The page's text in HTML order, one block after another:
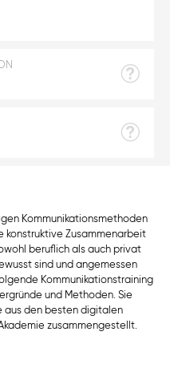
Kommunikationsmethoden
konstruktive Zusammenarbeit
beruflich als auch privat
sind und angemessen
Kommunikationstraining
und Methoden. Sie
aus den besten digitalen
zusammengestellt.